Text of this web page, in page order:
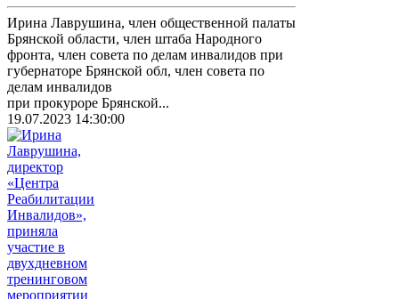
Ирина Лаврушина, член общественной палаты
Брянской области, член штаба Народного
фронта, член совета по делам инвалидов при
губернаторе Брянской обл, член совета по
делам инвалидов
при прокуроре Брянской...
19.07.2023 14:30:00